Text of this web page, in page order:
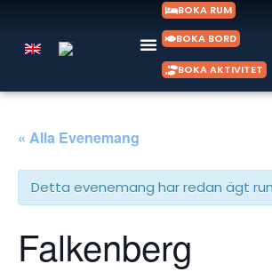
BOKA RUM
BOKA BORD
BOKA AKTIVITET
« Alla Evenemang
Detta evenemang har redan ägt
Falkenberg